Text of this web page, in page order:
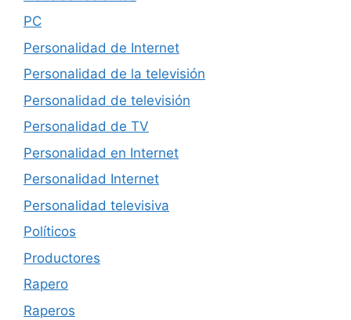
PC
Personalidad de Internet
Personalidad de la televisión
Personalidad de televisión
Personalidad de TV
Personalidad en Internet
Personalidad Internet
Personalidad televisiva
Políticos
Productores
Rapero
Raperos